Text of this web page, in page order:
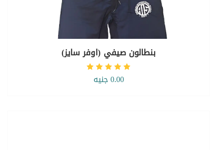
بنطالون صيفي (اوفر سايز)
0.00 جنيه